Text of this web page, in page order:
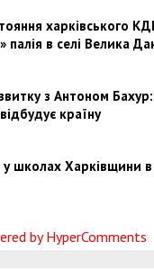
харківського
палія в селі Велика
з Антоном Бахур:
країну
у школах Харківщини
by HyperComments